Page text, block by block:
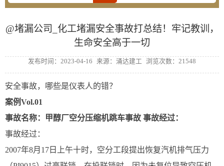
@堵漏公司_化工堵漏安全事故打总结！牢记教训，
生命安全高于一切
发布时间：2023-04-16 来源：涌达建工 浏览次数：21548
安全事故，哪些是仪表人的错？
案例Vol.01
事故名称：甲醇厂空分压缩机跳车事故 事故经过：
事故经过：
2007年8月17日上午十时，空分工段提出恢复汽机排气压力